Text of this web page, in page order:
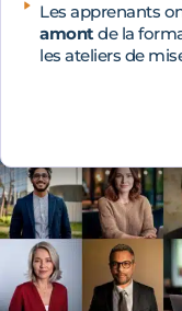
Les apprenants
amontde la
les ateliers de